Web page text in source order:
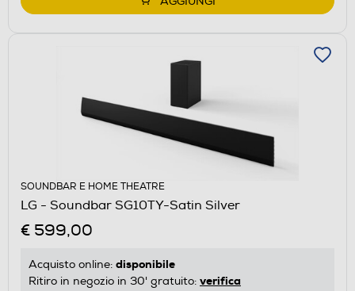
SOUNDBAR E HOME THEATRE
LG - Soundbar SG10TY-Satin Silver
€ 599,00
Acquisto online: disponibile
Ritiro in negozio in 30' gratuito: verifica